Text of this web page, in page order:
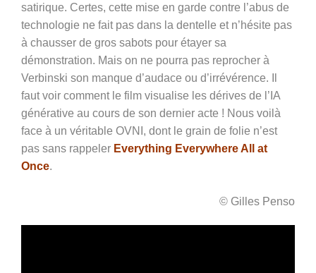
satirique. Certes, cette mise en garde contre l’abus de
technologie ne fait pas dans la dentelle et n’hésite pas
à chausser de gros sabots pour étayer sa
démonstration. Mais on ne pourra pas reprocher à
Verbinski son manque d’audace ou d’irrévérence. Il
faut voir comment le film visualise les dérives de l’IA
générative au cours de son dernier acte ! Nous voilà
face à un véritable OVNI, dont le grain de folie n’est
pas sans rappeler Everything Everywhere All at
Once.
© Gilles Penso